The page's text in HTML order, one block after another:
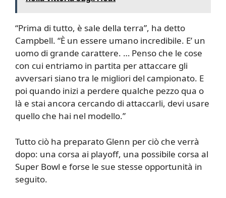
“Prima di tutto, è sale della terra”, ha detto
Campbell. “È un essere umano incredibile. E’ un
uomo di grande carattere. … Penso che le cose
con cui entriamo in partita per attaccare gli
avversari siano tra le migliori del campionato. E
poi quando inizi a perdere qualche pezzo qua o
là e stai ancora cercando di attaccarli, devi usare
quello che hai nel modello.”
Tutto ciò ha preparato Glenn per ciò che verrà
dopo: una corsa ai playoff, una possibile corsa al
Super Bowl e forse le sue stesse opportunità in
seguito.